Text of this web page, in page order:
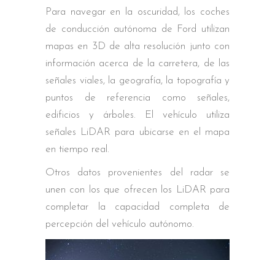
Para navegar en la oscuridad, los coches
de conducción autónoma de Ford utilizan
mapas en 3D de alta resolución junto con
información acerca de la carretera, de las
señales viales, la geografía, la topografía y
puntos de referencia como señales,
edificios y árboles. El vehículo utiliza
señales LiDAR para ubicarse en el mapa
en tiempo real.
Otros datos provenientes del radar se
unen con los que ofrecen los LiDAR para
completar la capacidad completa de
percepción del vehículo autónomo.